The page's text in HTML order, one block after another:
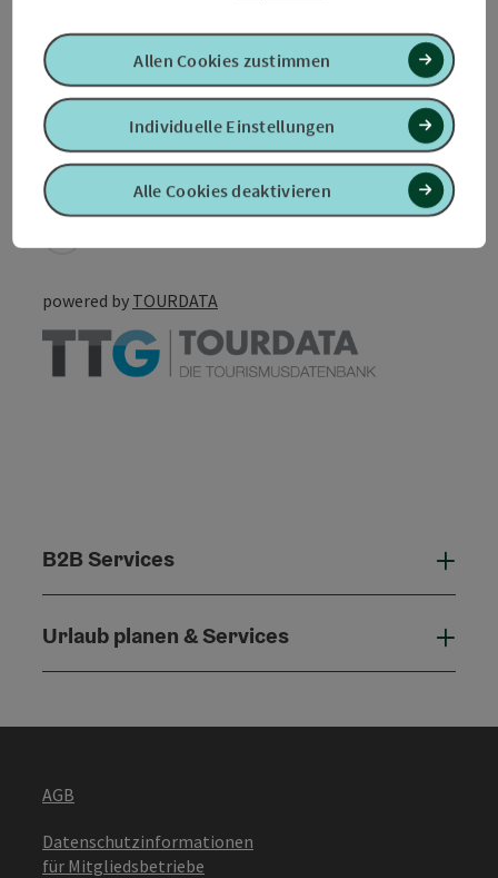
Unterkünfte
In der Nähe
powered by TOURDATA
B2B Services
Urlaub planen & Services
AGB
Datenschutzinformationen
für Mitgliedsbetriebe
Alle Cookies deaktivieren
Individuelle Einstellungen
Allen Cookies zustimmen